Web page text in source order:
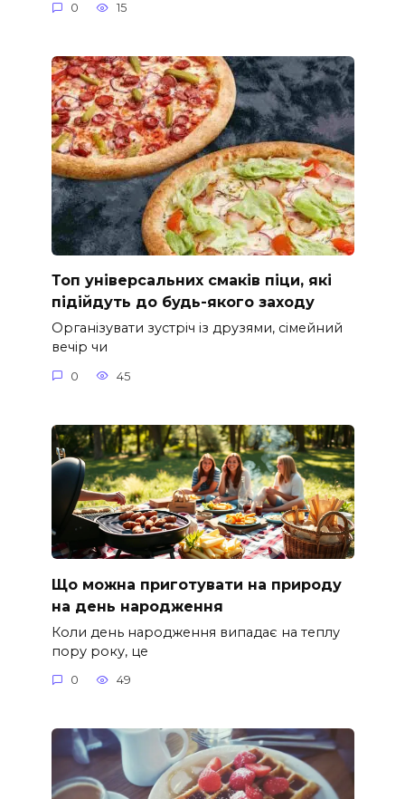
0 15
Топ універсальних смаків піци, які
підійдуть до будь-якого заходу
Організувати зустріч із друзями, сімейний
вечір чи
0 45
Що можна приготувати на природу
на день народження
Коли день народження випадає на теплу
пору року, це
0 49